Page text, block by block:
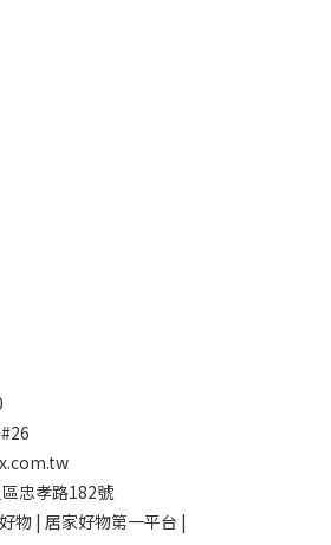
忠孝路182號
物 | 居家好物第一平台 |